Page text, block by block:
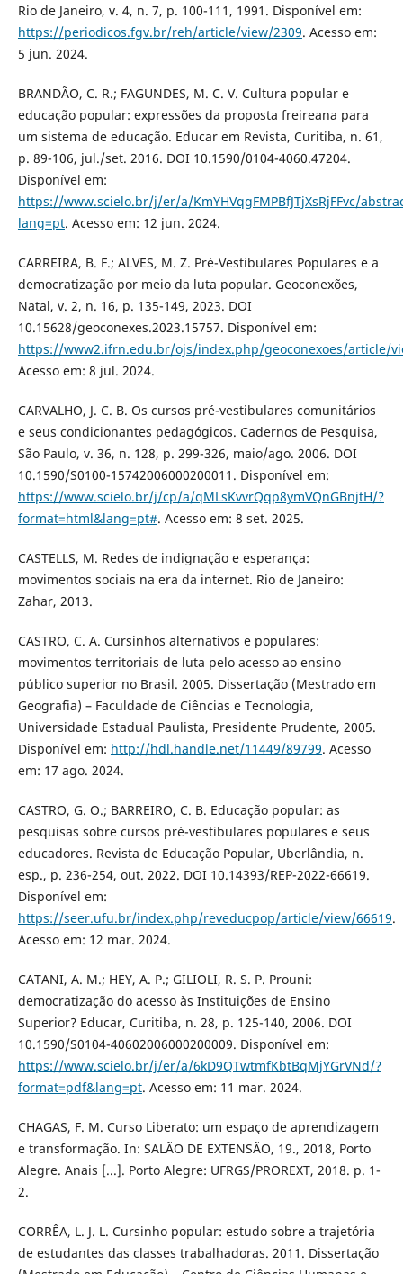
Rio de Janeiro, v. 4, n. 7, p. 100-111, 1991. Disponível em:
https://periodicos.fgv.br/reh/article/view/2309. Acesso em:
5 jun. 2024.
BRANDÃO, C. R.; FAGUNDES, M. C. V. Cultura popular e
educação popular: expressões da proposta freireana para
um sistema de educação. Educar em Revista, Curitiba, n. 61,
p. 89-106, jul./set. 2016. DOI 10.1590/0104-4060.47204.
Disponível em:
https://www.scielo.br/j/er/a/KmYHVqgFMPBfJTjXsRjFFvc/
lang=pt. Acesso em: 12 jun. 2024.
CARREIRA, B. F.; ALVES, M. Z. Pré-Vestibulares Populares e a
democratização por meio da luta popular. Geoconexões,
Natal, v. 2, n. 16, p. 135-149, 2023. DOI
10.15628/geoconexes.2023.15757. Disponível em:
https://www2.ifrn.edu.br/ojs/index.php/geoconexoes/article/
Acesso em: 8 jul. 2024.
CARVALHO, J. C. B. Os cursos pré-vestibulares comunitários
e seus condicionantes pedagógicos. Cadernos de Pesquisa,
São Paulo, v. 36, n. 128, p. 299-326, maio/ago. 2006. DOI
10.1590/S0100-15742006000200011. Disponível em:
https://www.scielo.br/j/cp/a/qMLsKvvrQqp8ymVQnGBnjtH/?
format=html&lang=pt#. Acesso em: 8 set. 2025.
CASTELLS, M. Redes de indignação e esperança:
movimentos sociais na era da internet. Rio de Janeiro:
Zahar, 2013.
CASTRO, C. A. Cursinhos alternativos e populares:
movimentos territoriais de luta pelo acesso ao ensino
público superior no Brasil. 2005. Dissertação (Mestrado em
Geografia) – Faculdade de Ciências e Tecnologia,
Universidade Estadual Paulista, Presidente Prudente, 2005.
Disponível em: http://hdl.handle.net/11449/89799. Acesso
em: 17 ago. 2024.
CASTRO, G. O.; BARREIRO, C. B. Educação popular: as
pesquisas sobre cursos pré-vestibulares populares e seus
educadores. Revista de Educação Popular, Uberlândia, n.
esp., p. 236-254, out. 2022. DOI 10.14393/REP-2022-66619.
Disponível em:
https://seer.ufu.br/index.php/reveducpop/article/view/66619.
Acesso em: 12 mar. 2024.
CATANI, A. M.; HEY, A. P.; GILIOLI, R. S. P. Prouni:
democratização do acesso às Instituições de Ensino
Superior? Educar, Curitiba, n. 28, p. 125-140, 2006. DOI
10.1590/S0104-40602006000200009. Disponível em:
https://www.scielo.br/j/er/a/6kD9QTwtmfKbtBqMjYGrVNd/?
format=pdf&lang=pt. Acesso em: 11 mar. 2024.
CHAGAS, F. M. Curso Liberato: um espaço de aprendizagem
e transformação. In: SALÃO DE EXTENSÃO, 19., 2018, Porto
Alegre. Anais [...]. Porto Alegre: UFRGS/PROREXT, 2018. p. 1-
2.
CORRÊA, L. J. L. Cursinho popular: estudo sobre a trajetória
de estudantes das classes trabalhadoras. 2011. Dissertação